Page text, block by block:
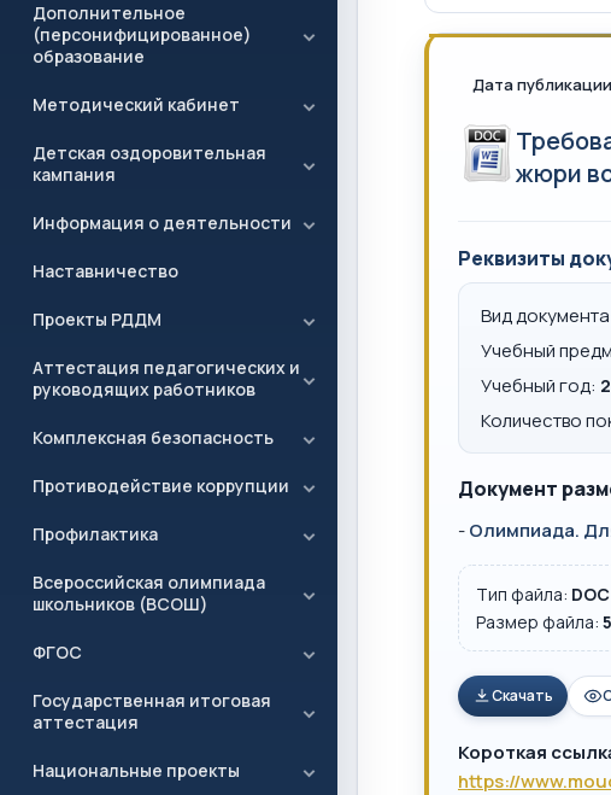
Дополнительное
(персонифицированное)
образование
Методический кабинет
Детская оздоровительная
кампания
Информация о деятельности
Наставничество
Проекты РДДМ
Аттестация педагогических и
руководящих работников
Комплексная безопасность
Противодействие коррупции
Профилактика
Всероссийская олимпиада
школьников (ВСОШ)
ФГОС
Государственная итоговая
аттестация
Национальные проекты
Дата
жюри
Реквизиты
Вид
Учебный
Учебный год:
Количество
Документ
-Олимпиада.
Тип файла: DOC
Размер файла:
Скачать
Короткая
https://